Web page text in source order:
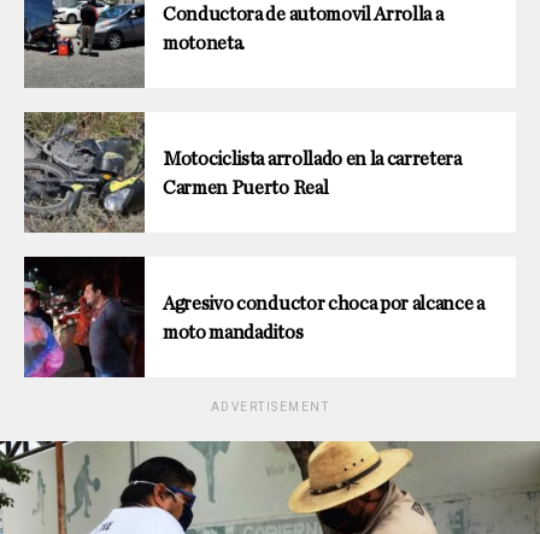
Conductora de automovil Arrolla a
motoneta.
Motociclista arrollado en la carretera
Carmen Puerto Real
Agresivo conductor choca por alcance a
moto mandaditos
ADVERTISEMENT